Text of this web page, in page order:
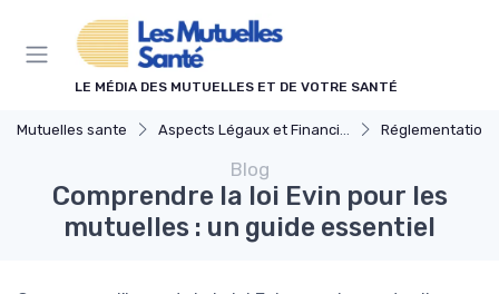
LE MÉDIA DES MUTUELLES ET DE VOTRE SANTÉ
Mutuelles sante Aspects Légaux et Financiers Réglementations en
Blog
Comprendre la loi Evin pour les
mutuelles : un guide essentiel